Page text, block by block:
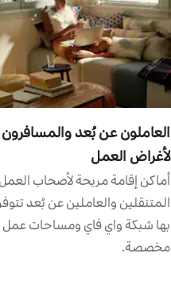
العاملون عن بُعد والمسافرون
لأغراض العمل
أماكن إقامة مريحة لأصحاب العمل
المتنقلين والعاملين عن بُعد تتوفر
بها شبكة واي فاي ومساحات عمل
مخصصة.